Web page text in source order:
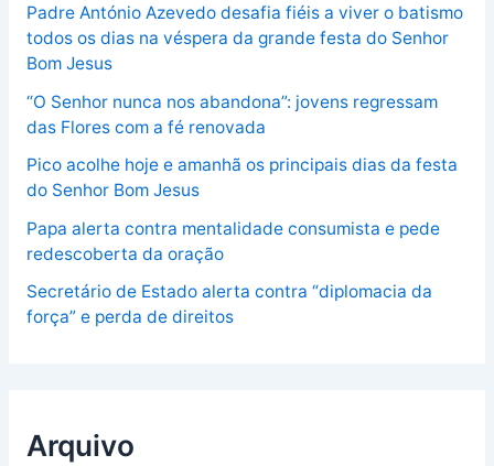
Padre António Azevedo desafia fiéis a viver o batismo
todos os dias na véspera da grande festa do Senhor
Bom Jesus
“O Senhor nunca nos abandona”: jovens regressam
das Flores com a fé renovada
Pico acolhe hoje e amanhã os principais dias da festa
do Senhor Bom Jesus
Papa alerta contra mentalidade consumista e pede
redescoberta da oração
Secretário de Estado alerta contra “diplomacia da
força” e perda de direitos
Arquivo